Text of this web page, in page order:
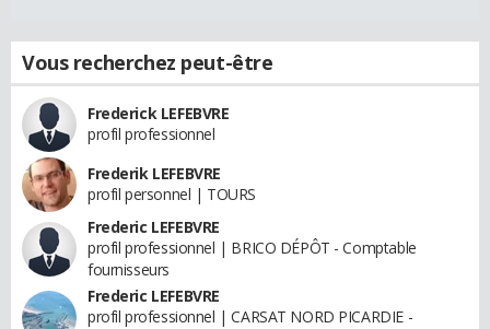
Vous recherchez peut-être
Frederick LEFEBVRE
profil professionnel
Frederik LEFEBVRE
profil personnel | TOURS
Frederic LEFEBVRE
profil professionnel | BRICO DÉPÔT - Comptable
fournisseurs
Frederic LEFEBVRE
profil professionnel | CARSAT NORD PICARDIE -